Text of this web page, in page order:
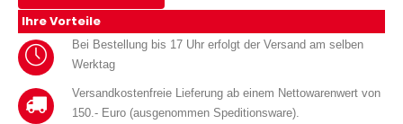
Ihre Vorteile
Bei Bestellung bis 17 Uhr erfolgt der Versand am selben
Werktag
Versandkostenfreie Lieferung ab einem Nettowarenwert von
150.- Euro (ausgenommen Speditionsware).